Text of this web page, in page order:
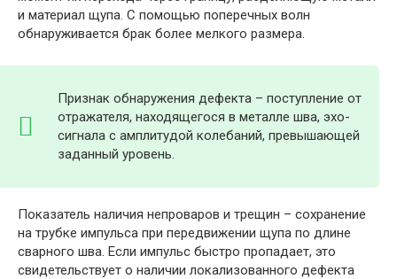
и материал щупа. С помощью поперечных волн
обнаруживается брак более мелкого размера.
Признак обнаружения дефекта – поступление от
отражателя, находящегося в металле шва, эхо-
сигнала с амплитудой колебаний, превышающей
заданный уровень.
Показатель наличия непроваров и трещин – сохранение
на трубке импульса при передвижении щупа по длине
сварного шва. Если импульс быстро пропадает, это
свидетельствует о наличии локализованного дефекта